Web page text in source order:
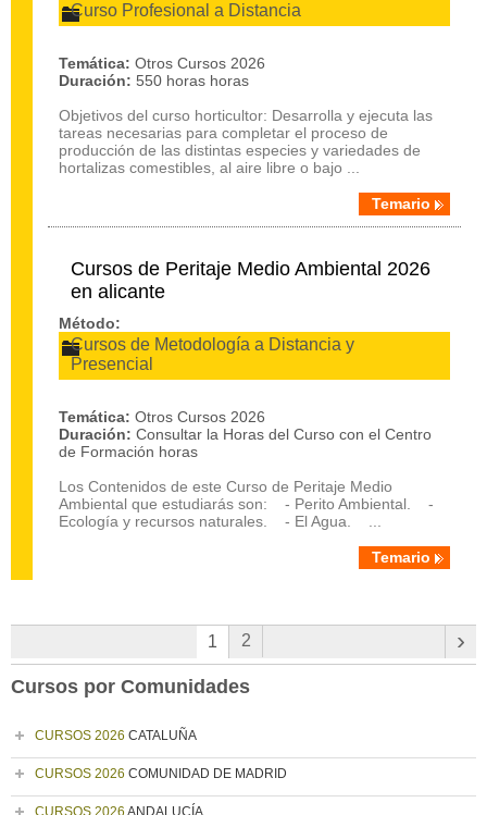
Curso Profesional a Distancia
Temática: Otros Cursos 2026
Duración: 550 horas horas
Objetivos del curso horticultor: Desarrolla y ejecuta las
tareas necesarias para completar el proceso de
producción de las distintas especies y variedades de
hortalizas comestibles, al aire libre o bajo ...
Temario
Cursos de Peritaje Medio Ambiental 2026
en alicante
Método:
Cursos de Metodología a Distancia y
Presencial
Temática: Otros Cursos 2026
Duración: Consultar la Horas del Curso con el Centro
de Formación horas
Los Contenidos de este Curso de Peritaje Medio
Ambiental que estudiarás son: - Perito Ambiental. -
Ecología y recursos naturales. - El Agua. ...
Temario
1 2 ›
Cursos por Comunidades
CURSOS 2026 CATALUÑA
CURSOS 2026 COMUNIDAD DE MADRID
CURSOS 2026 ANDALUCÍA